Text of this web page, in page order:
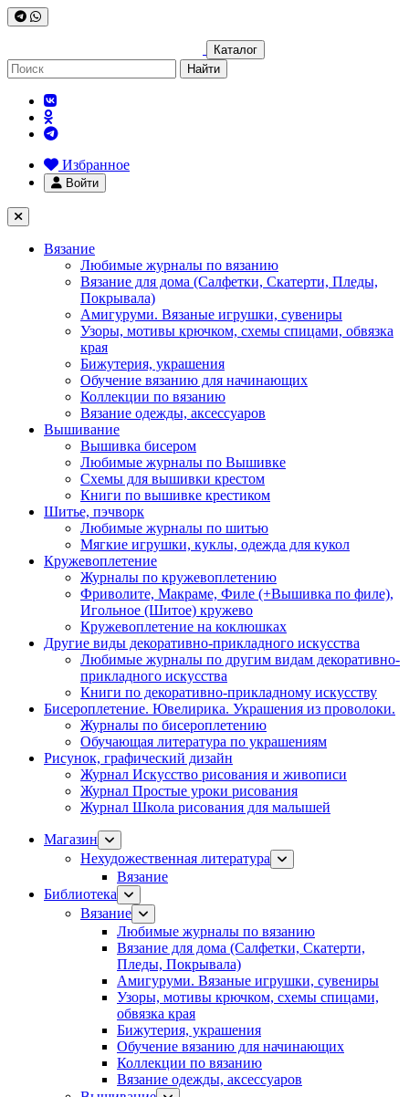
Каталог
Найти
Избранное
Войти
Вязание
Любимые журналы по вязанию
Вязание для дома (Салфетки, Скатерти, Пледы,
Покрывала)
Амигуруми. Вязаные игрушки, сувениры
Узоры, мотивы крючком, схемы спицами, обвязка
края
Бижутерия, украшения
Обучение вязанию для начинающих
Коллекции по вязанию
Вязание одежды, аксессуаров
Вышивание
Вышивка бисером
Любимые журналы по Вышивке
Схемы для вышивки крестом
Книги по вышивке крестиком
Шитье, пэчворк
Любимые журналы по шитью
Мягкие игрушки, куклы, одежда для кукол
Кружевоплетение
Журналы по кружевоплетению
Фриволите, Макраме, Филе (+Вышивка по филе),
Игольное (Шитое) кружево
Кружевоплетение на коклюшках
Другие виды декоративно-прикладного искусства
Любимые журналы по другим видам декоративно-
прикладного искусства
Книги по декоративно-прикладному искусству
Бисероплетение. Ювелирика. Украшения из проволоки.
Журналы по бисероплетению
Обучающая литература по украшениям
Рисунок, графический дизайн
Журнал Искусство рисования и живописи
Журнал Простые уроки рисования
Журнал Школа рисования для малышей
Магазин
Нехудожественная литература
Вязание
Библиотека
Вязание
Любимые журналы по вязанию
Вязание для дома (Салфетки, Скатерти,
Пледы, Покрывала)
Амигуруми. Вязаные игрушки, сувениры
Узоры, мотивы крючком, схемы спицами,
обвязка края
Бижутерия, украшения
Обучение вязанию для начинающих
Коллекции по вязанию
Вязание одежды, аксессуаров